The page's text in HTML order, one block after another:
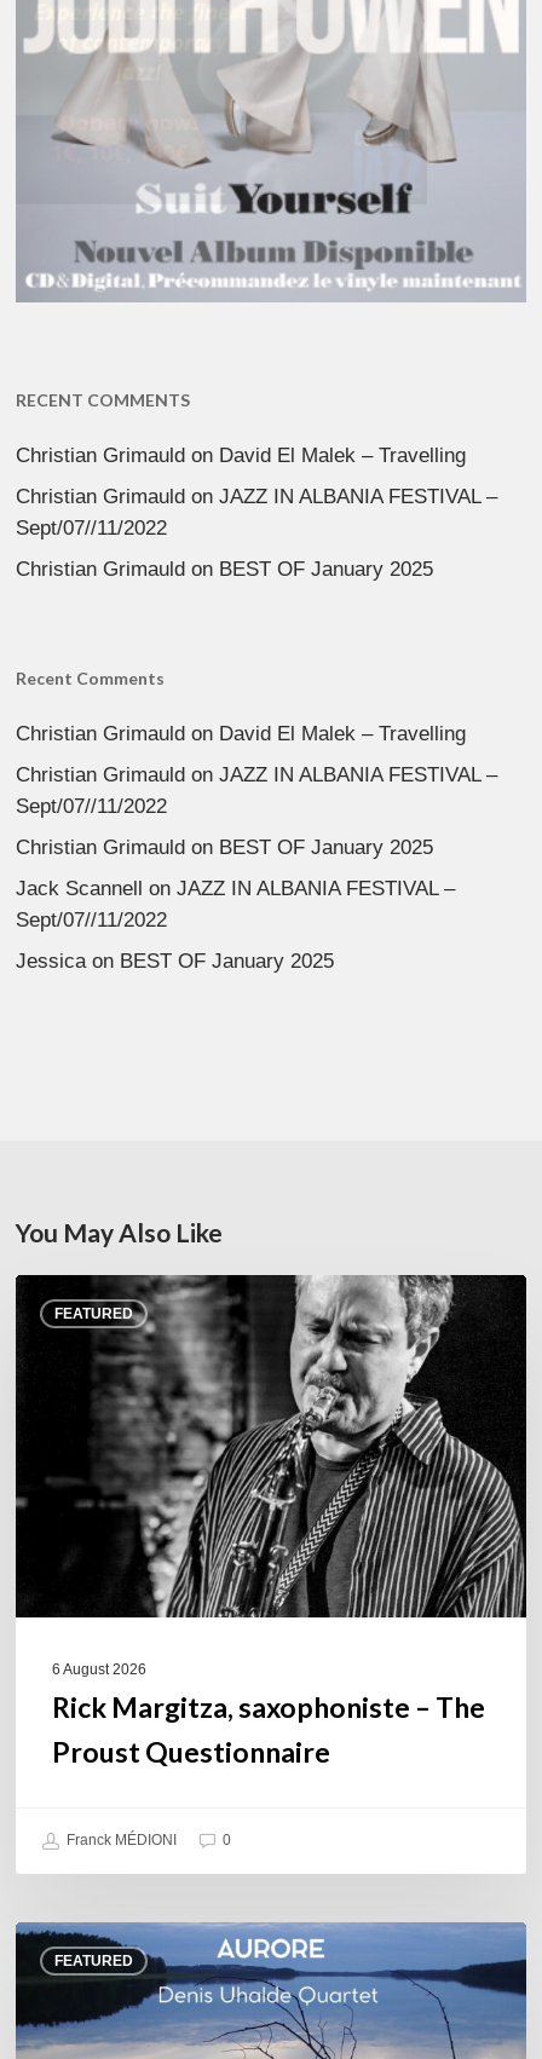
RECENT COMMENTS
Christian Grimauld on David El Malek – Travelling
Christian Grimauld onJAZZ IN ALBANIA FESTIVAL –
Sept/07//11/2022
Christian Grimauld on BEST OF January 2025
Recent Comments
Christian Grimauld on David El Malek – Travelling
Christian Grimauld onJAZZ IN ALBANIA FESTIVAL –
Sept/07//11/2022
Christian Grimauld on BEST OF January 2025
Jack Scannell onJAZZ IN ALBANIA FESTIVAL –
Sept/07//11/2022
Jessicaon BEST OF January 2025
You May Also Like
FEATURED
Rick
Margitza,
saxophoniste
Questionnaire
6 August 2026
Rick Margitza, saxophoniste – The
Proust Questionnaire
Franck MÉDIONI 0
FEATURED
Denis
Uhalde :